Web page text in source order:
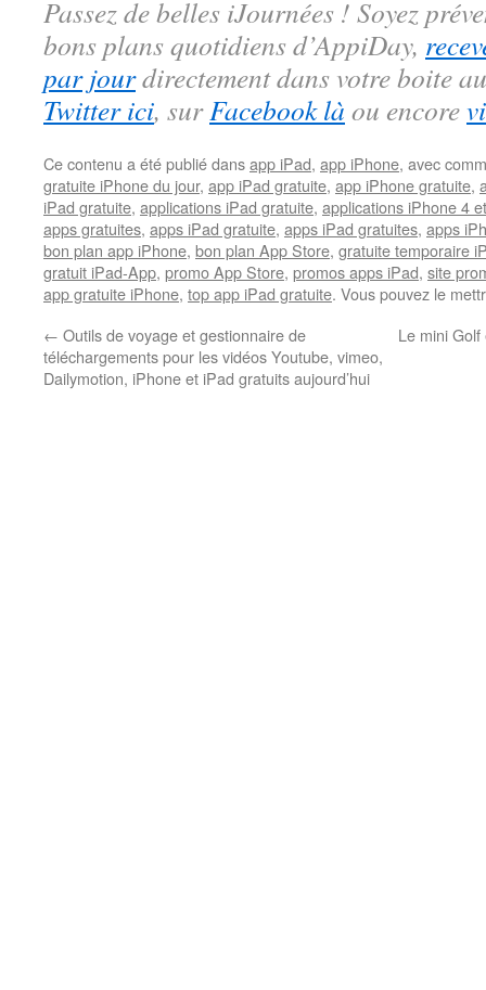
Passez de belles iJournées ! Soyez
bons plans quotidiens d’AppiDay,
par jourdirectement dans votre boite
Twitter ici, surFacebook là ou encore
Ce contenu a été publié dansapp iPad, app iPhone, avec
gratuite iPhone du jour, app iPad gratuite, app iPhone gratuite,
iPad gratuite, applications iPad gratuite, applications iPhone 4
apps gratuites, apps iPad gratuite, apps iPad gratuites, apps
bon plan app iPhone, bon plan App Store, gratuite temporaire
gratuit iPad-App, promo App Store, promos apps iPad, site
app gratuite iPhone, top app iPad gratuite. Vous pouvez le
← Outils de voyage et gestionnaire de
téléchargements pour les vidéos Youtube, vimeo,
Dailymotion, iPhone et iPad gratuits aujourd’hui
Le mini